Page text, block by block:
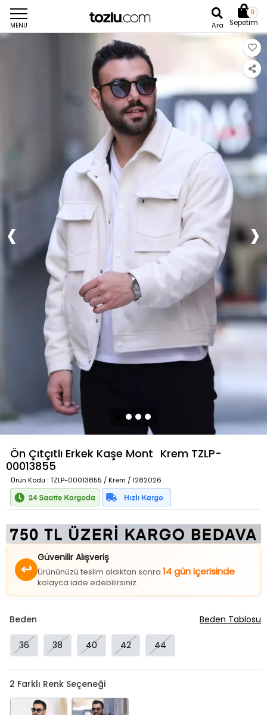
MENU Ara
0
Sepetim
Ön Çıtçıtlı Erkek Kaşe Mont Krem TZLP-
00013855
Ürün Kodu : TZLP-00013855 / Krem / 1282026
↩
Güvenilir Alışveriş
Ürününüzü teslim aldıktan sonra 14 gün içerisinde
kolayca iade edebilirsiniz.
Beden
36 38 40 42 44
Beden Tablosu
2 Farklı Renk Seçeneği